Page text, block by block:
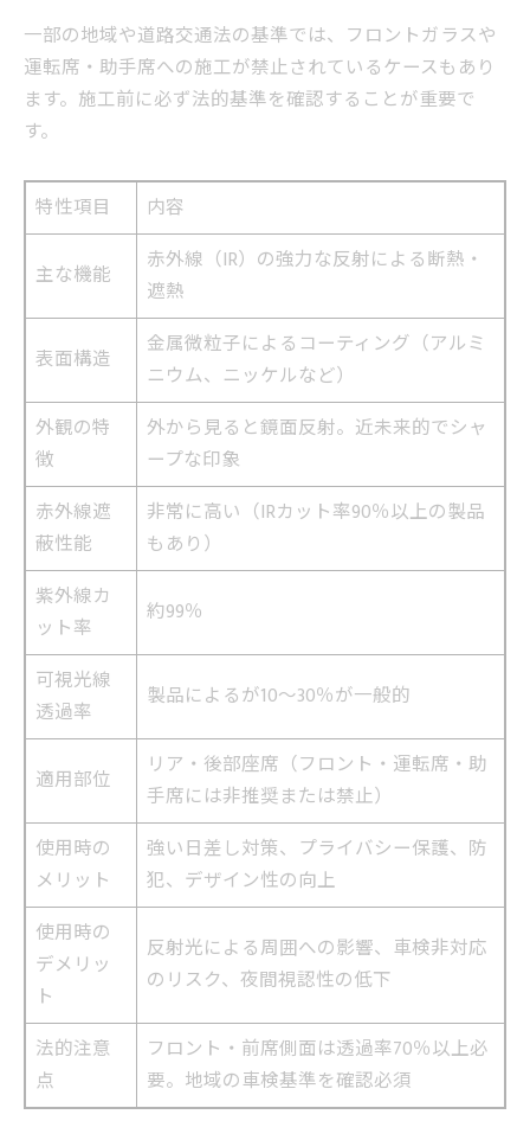
一部の地域や道路交通法の基準では、フロントガラスや
運転席・助手席への施工が禁止されているケースもあり
ます。施工前に必ず法的基準を確認することが重要で
す。
特性項目 内容
主な機能
赤外線（IR）の強力な反射による断熱・
遮熱
表面構造
金属微粒子によるコーティング（アルミ
ニウム、ニッケルなど）
外観の特
徴
外から見ると鏡面反射。近未来的でシャ
ープな印象
赤外線遮
蔽性能
非常に高い（IRカット率90％以上の製品
もあり）
紫外線カ
ット率
約99％
可視光線
透過率
製品によるが10〜30％が一般的
適用部位
リア・後部座席（フロント・運転席・助
手席には非推奨または禁止）
使用時の
メリット
強い日差し対策、プライバシー保護、防
犯、デザイン性の向上
使用時の
デメリッ
ト
反射光による周囲への影響、車検非対応
のリスク、夜間視認性の低下
法的注意
点
フロント・前席側面は透過率70％以上必
要。地域の車検基準を確認必須